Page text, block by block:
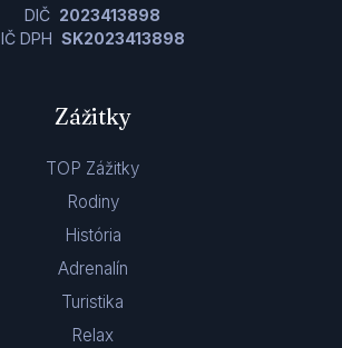
DIČ 2023413898
IČ DPH SK2023413898
Zážitky
TOP Zážitky
Rodiny
História
Adrenalín
Turistika
Relax